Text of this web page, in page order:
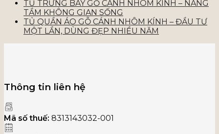
TỦ TRƯNG BÀY GỖ CÁNH NHÔM KÍNH – NÂNG
TẦM KHÔNG GIAN SỐNG
TỦ QUẦN ÁO GỖ CÁNH NHÔM KÍNH – ĐẦU TƯ
MỘT LẦN, DÙNG ĐẸP NHIỀU NĂM
Thông tin liên hệ
Mã số thuế: 8313143032-001